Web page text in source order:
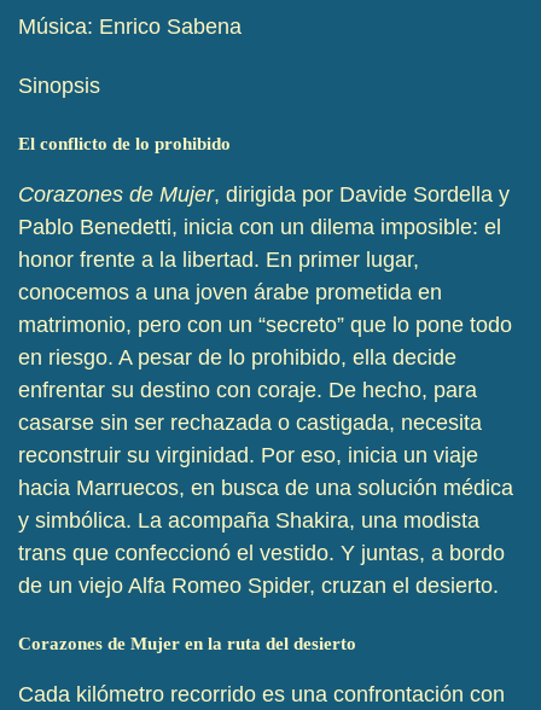
Música: Enrico Sabena
Sinopsis
El conflicto de lo prohibido
Corazones de Mujer, dirigida por Davide Sordella y
Pablo Benedetti, inicia con un dilema imposible: el
honor frente a la libertad. En primer lugar,
conocemos a una joven árabe prometida en
matrimonio, pero con un “secreto” que lo pone todo
en riesgo. A pesar de lo prohibido, ella decide
enfrentar su destino con coraje. De hecho, para
casarse sin ser rechazada o castigada, necesita
reconstruir su virginidad. Por eso, inicia un viaje
hacia Marruecos, en busca de una solución médica
y simbólica. La acompaña Shakira, una modista
trans que confeccionó el vestido. Y juntas, a bordo
de un viejo Alfa Romeo Spider, cruzan el desierto.
Corazones de Mujer en la ruta del desierto
Cada kilómetro recorrido es una confrontación con